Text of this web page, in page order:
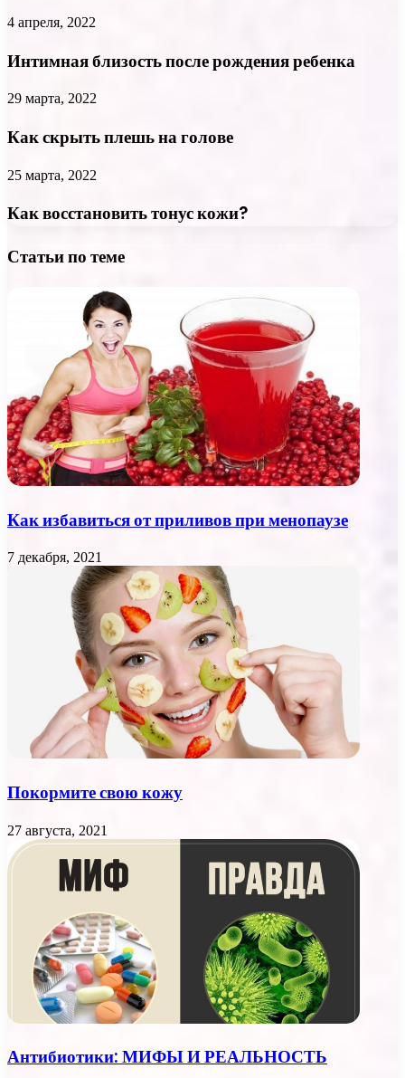
4 апреля, 2022
Интимная близость после рождения ребенка
29 марта, 2022
Как скрыть плешь на голове
25 марта, 2022
Как восстановить тонус кожи?
Статьи по теме
Как избавиться от приливов при менопаузе
7 декабря, 2021
Покормите свою кожу
27 августа, 2021
Антибиотики: МИФЫ И РЕАЛЬНОСТЬ